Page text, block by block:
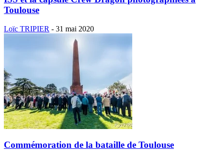
Toulouse
Loïc TRIPIER - 31 mai 2020
Commémoration de la bataille de Toulouse